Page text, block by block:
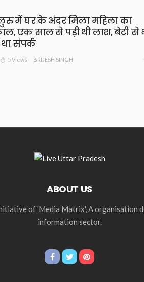
में घर के अंदर मिला महिला का
एक साल से पड़ी थी लाश, बेटी से
संपर्क
5 Views BRIJESH SINGH
ABOUT US
of 'Media Matrix', A organisation
information sector.